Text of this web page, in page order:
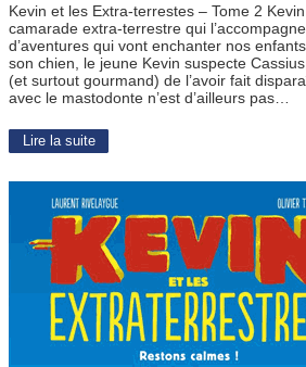
Kevin et les Extra-terrestes – Tome 2
camarade extra-terrestre qui
d’aventures qui vont enchanter nos
son chien, le jeune Kevin suspecte
(et surtout gourmand) de l’avoir fait
avec le mastodonte n’est d’ailleurs pas…
Lire la suite